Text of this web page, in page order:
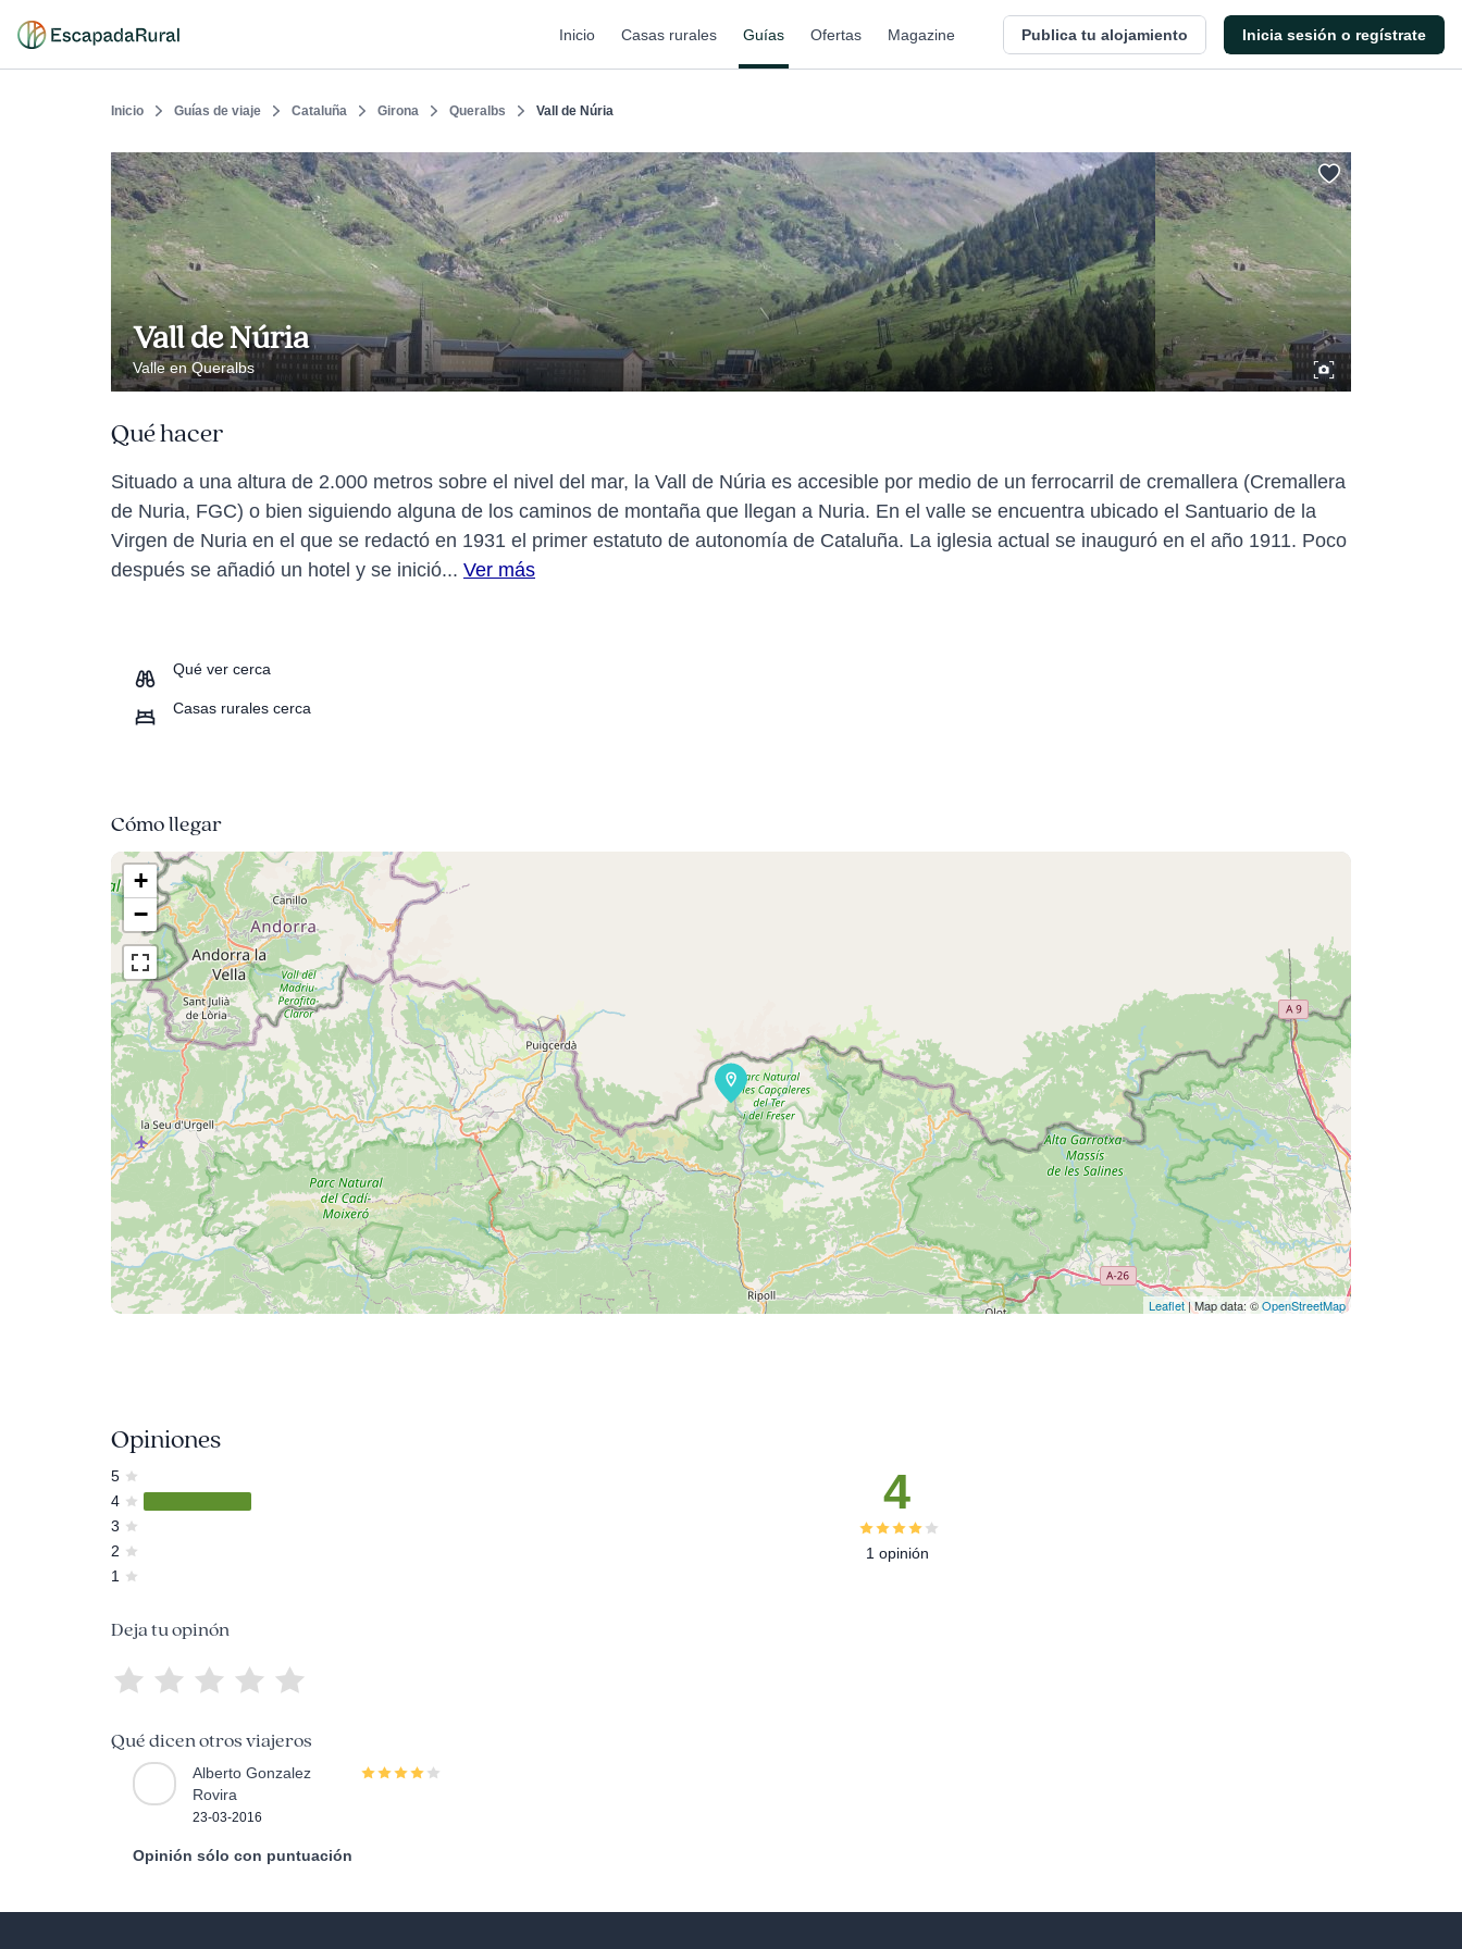
Inicio Casas rurales Guías Ofertas Magazine Publica tu alojamiento Inicia sesión o regístrate
Inicio Guías de viaje Cataluña Girona Queralbs Vall de Núria
Vall de Núria
Valle en Queralbs
Qué hacer
Situado a una altura de 2.000 metros sobre el nivel del mar, la Vall de Núria es accesible por medio de un ferrocarril de cremallera (Cremallera
de Nuria, FGC) o bien siguiendo alguna de los caminos de montaña que llegan a Nuria. En el valle se encuentra ubicado el Santuario de la
Virgen de Nuria en el que se redactó en 1931 el primer estatuto de autonomía de Cataluña. La iglesia actual se inauguró en el año 1911. Poco
después se añadió un hotel y se inició... Ver más
Qué ver cerca
Casas rurales cerca
Cómo llegar
+
−
Leaflet| Map data: ©OpenStreetMap
Opiniones
5
4
3
2
1
4
1 opinión
Deja tu opinón
Qué dicen otros viajeros
Alberto Gonzalez
Rovira
23-03-2016
Opinión sólo con puntuación